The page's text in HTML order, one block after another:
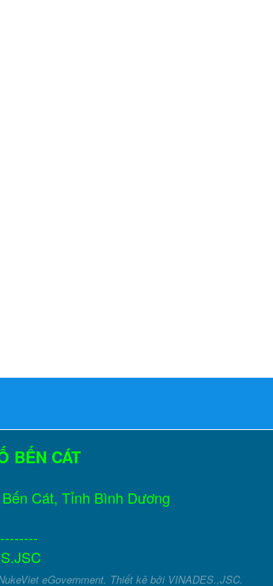
BẾN CÁT
Cát, Tỉnh Bình Dương
eGovernment. Thiết kê bởi VINADES.,JSC.